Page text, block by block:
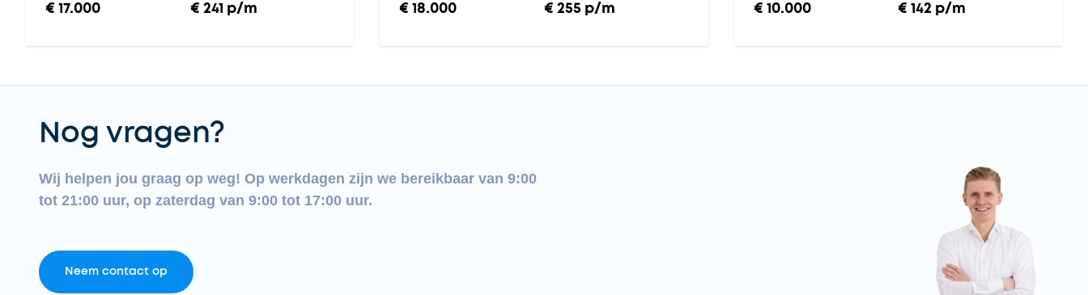
€ 17.000 € 241 p/m € 18.000 € 255 p/m € 10.000 € 142 p/m
Nog vragen?
Wij helpen jou graag op weg! Op werkdagen zijn we bereikbaar van 9:00
tot 21:00 uur, op zaterdag van 9:00 tot 17:00 uur.
Neem contact op